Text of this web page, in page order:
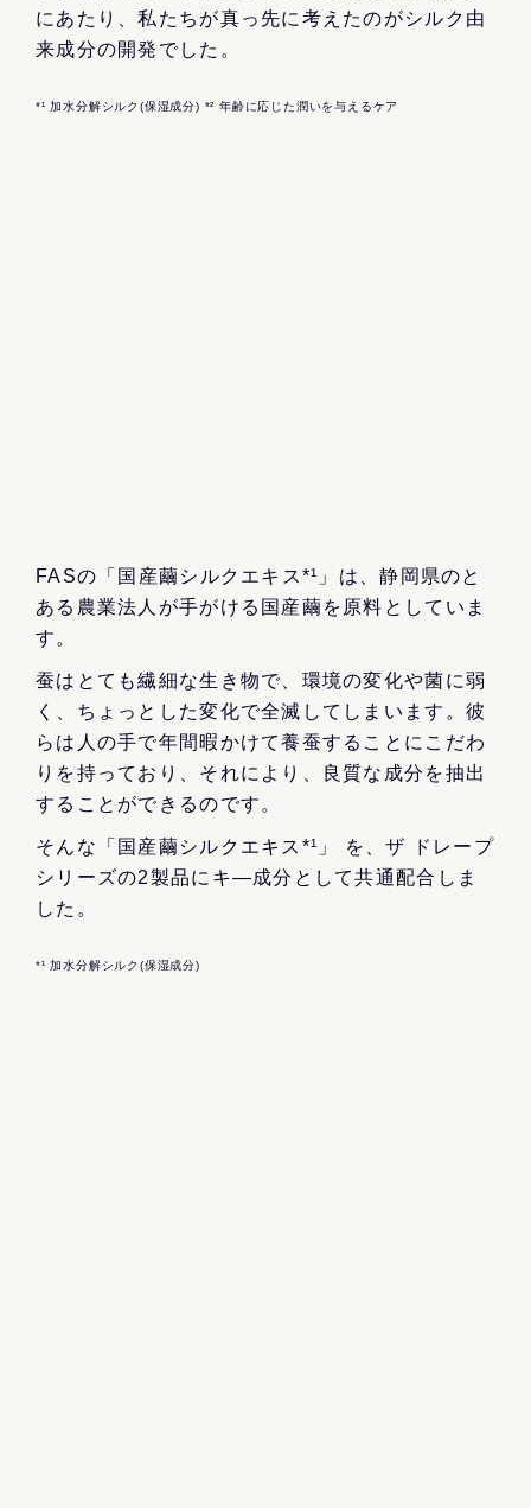
にあたり、私たちが真っ先に考えたのがシルク由
来成分の開発でした。
*¹ 加水分解シルク(保湿成分) *² 年齢に応じた潤いを与えるケア
FASの「国産繭シルクエキス*¹」は、静岡県のと
ある農業法人が手がける国産繭を原料としていま
す。
蚕はとても繊細な生き物で、環境の変化や菌に弱
く、ちょっとした変化で全滅してしまいます。彼
らは人の手で年間暇かけて養蚕することにこだわ
りを持っており、それにより、良質な成分を抽出
することができるのです。
そんな「国産繭シルクエキス*¹」 を、ザ ドレープ
シリーズの2製品にキ―成分として共通配合しま
した。
*¹ 加水分解シルク(保湿成分)